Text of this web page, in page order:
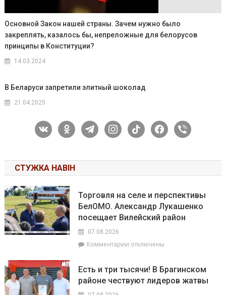
Основной Закон нашей страны. Зачем нужно было
закреплять, казалось бы, непреложные для белорусов
принципы в Конституции?
14.03.2024
В Беларуси запретили элитный шоколад
21.04.2025
vkontakteodnoklassniki
telegraminstagram
tiktok facebook
viber
СТУЖКА НАВІН
Торговля на селе и перспективы
БелОМО. Александр Лукашенко
посещает Вилейский район
07.08.2026
Комментарии к
на
селе
отключены
Есть и три тысячи! В Брагинском
районе чествуют лидеров жатвы